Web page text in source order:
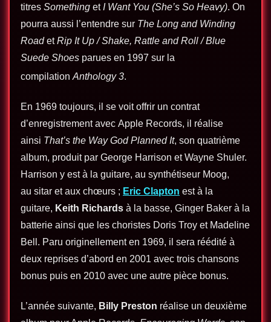
titres Something et I Want You (She’s So Heavy). On
pourra aussi l’entendre sur The Long and Winding
RoadetRip It Up / Shake, Rattle and Roll / Blue
Suede Shoes parues en 1997 sur la
compilation Anthology 3.
En 1969 toujours, il se voit offrir un contrat
d’enregistrement avec Apple Records, il réalise
ainsi That’s the Way God Planned It, son quatrième
album, produit par George Harrison et Wayne Shuler.
Harrison y est à la guitare, au synthétiseur Moog,
au sitar et aux chœurs ; Eric Clapton est à la
guitare, Keith Richards à la basse, Ginger Baker à la
batterie ainsi que les choristes Doris Troy et Madeline
Bell. Paru originellement en 1969, il sera réédité à
deux reprises d’abord en 2001 avec trois chansons
bonus puis en 2010 avec une autre pièce bonus.
L’année suivante, Billy Preston réalise un deuxième